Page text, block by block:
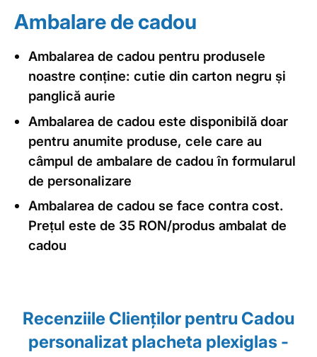
Ambalare de cadou
Ambalarea de cadou pentru produsele
noastre conține: cutie din carton negru și
panglică aurie
Ambalarea de cadou este disponibilă doar
pentru anumite produse, cele care au
câmpul de ambalare de cadou în formularul
de personalizare
Ambalarea de cadou se face contra cost.
Prețul este de 35 RON/produs ambalat de
cadou
Recenziile Clienţilor pentru Cadou
personalizat placheta plexiglas -